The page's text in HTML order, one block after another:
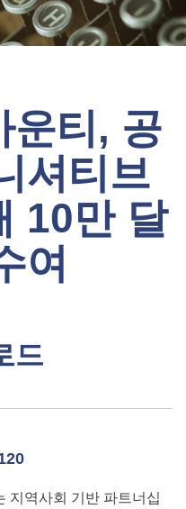
운티, 공
셔티브
10만 달
여
드
지역사회 기반 파트너십